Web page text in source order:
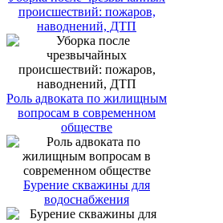
происшествий: пожаров,
наводнений, ДТП
Роль адвоката по жилищным
вопросам в современном
обществе
Бурение скважины для
водоснабжения